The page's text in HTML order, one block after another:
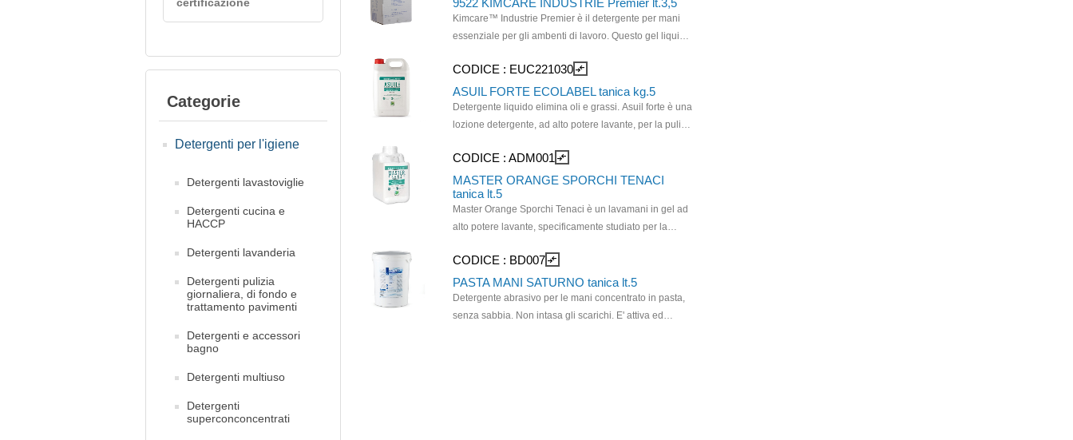
Categorie
Detergenti per l'igiene
Detergenti lavastoviglie
Detergenti cucina e
HACCP
Detergenti lavanderia
Detergenti pulizia
giornaliera, di fondo e
trattamento pavimenti
Detergenti e accessori
bagno
Detergenti multiuso
Detergenti
superconconcentrati
9522 KIMCARE INDUSTRIE Premier lt.3,5
Kimcare™ Industrie Premier è il detergente per mani
essenziale per gli ambenti di lavoro. Questo gel liquido
professionale perfetta ed economicamente vantaggiosa
per mantenere i massimi standard di igiene e pulizia
nella propria attività. Questa formula potente e
avanzata è ideale per rimuovere olio industriale,
idratando delicatamente le mani.
CODICE : EUC221030 compare_arrows
ASUIL FORTE ECOLABEL tanica kg.5
Detergente liquido elimina oli e grassi. Asuil forte è una
lozione detergente, ad alto potere lavante, per la pulizia
e medi nelle aree industriali. Rispetta l’equilibrio della
pelle grazie al suo pH isoepidermico (pH=5,5), e alla
presenza delle proteine del Germe di Grano addolcenti.
Prodotto certificato ECOLABEL. Uso: applicare sulle
mani asciutte, strofinare con acqua fino ad ottenere una
cura.
CODICE : ADM001 compare_arrows
MASTER ORANGE SPORCHI TENACI
tanica lt.5
Master Orange Sporchi Tenaci è un lavamani in gel ad
alto potere lavante, specificamente studiato per la
settori industriali, automobilistici e fai da te. L’azione
combinata dei tensioattivi di origine naturale vegetale
da fonti ti rinnovabili e dell’abrasivo vegetale
micronizzato, ottenuto dal Tutolo di Mais, rimuove lo
CODICE : BD007 compare_arrows
PASTA MANI SATURNO tanica lt.5
Detergente abrasivo per le mani concentrato in pasta,
senza sabbia. Non intasa gli scarichi. E' attiva ed